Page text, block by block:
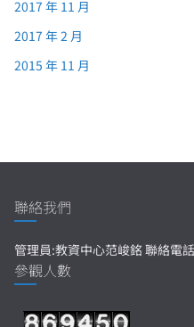
2017 年 11 月
2017 年 2 月
2015 年 11 月
聯絡我們
管理員:教資中心范峻銘 聯絡電
參觀人數